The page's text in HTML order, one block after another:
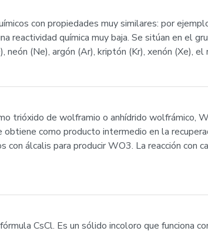
con propiedades muy similares: por
reactividad química muy baja. Se sitúan en el
(Ne), argón (Ar), kriptón (Kr), xenón (Xe),
trióxido de wolframio o anhídrido wolfrámico,
como producto intermedio en la
álcalis para producir WO3. La reacción con
CsCl. Es un sólido incoloro que funciona